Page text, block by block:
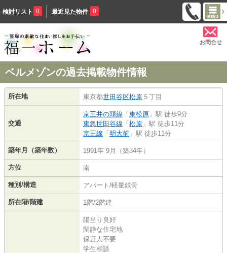
検討リスト 0 最近見た物件 0
お問合せ
ベルメゾンの過去掲載物件情報
所在地 東京都世田谷区松原 ５丁目
交通
京王井の頭線 「東松原 」駅 徒歩9分
東急世田谷線 「松原 」駅 徒歩11分
京王線 「明大前 」駅 徒歩11分
築年月（築年数） 1991年 9月（築34年）
方位 南
種別/構造 アパート/軽量鉄骨
所在階/階建 1階/2階建
陽当り良好
閑静な住宅地
保証人不要
学生相談